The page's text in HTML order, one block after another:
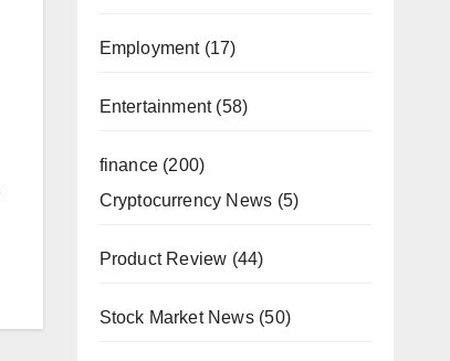
Employment(17)
Entertainment(58)
finance(200)
Cryptocurrency News (5)
Product Review (44)
Stock Market News(50)